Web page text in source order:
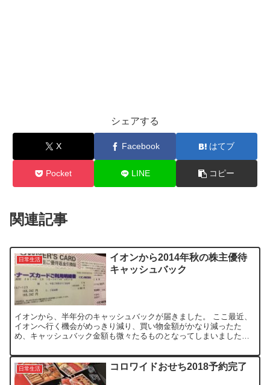
シェアする
X Facebook はてブ
Pocket LINE コピー
関連記事
日常生活
イオンから2014年秋の株主優待
キャッシュバック
イオンから、半年分のキャッシュバックが届きました。 ここ最近、
イオンへ行く機会がめっきり減り、買い物金額がかなり減ったた
め、キャッシュバック金額も微々たるものとなってしまいました。
日常生活 コロワイドおせち2018予約完了